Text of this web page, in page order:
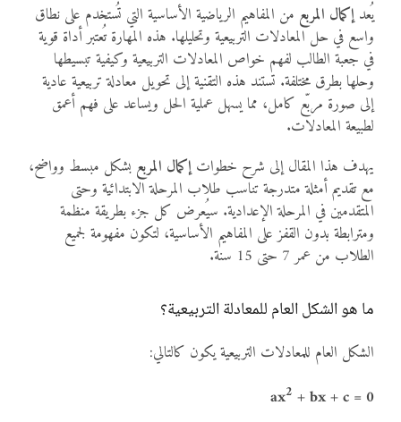
يُعدإكمال المربع من المفاهيم الرياضية الأساسية التي تُستخدم على نطاق
واسع في حل المعادلات التربيعية وتحليلها. هذه المهارة تُعتبر أداة قوية
في جعبة الطالب لفهم خواص المعادلات التربيعية وكيفية تبسيطها
وحلها بطرق مختلفة. تستند هذه التقنية إلى تحويل معادلة تربيعية عادية
إلى صورة مربّع كامل، مما يسهل عملية الحل ويساعد على فهم أعمق
لطبيعة المعادلات.
يهدف هذا المقال إلى شرح خطواتإكمال المربع بشكل مبسط وواضح،
مع تقديم أمثلة متدرجة تناسب طلاب المرحلة الابتدائية وحتى
المتقدمين في المرحلة الإعدادية. سيُعرض كل جزء بطريقة منظمة
ومترابطة بدون القفز على المفاهيم الأساسية، لتكون مفهومة لجميع
الطلاب من عمر 7 حتى 15 سنة.
ما هو الشكل العام للمعادلة التربيعية؟
الشكل العام للمعادلات التربيعية يكون كالتالي:
ax2 + bx + c = 0